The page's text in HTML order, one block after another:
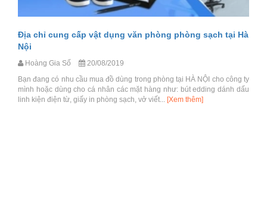
Địa chỉ cung cấp vật dụng văn phòng phòng sạch tại Hà
Nội
Hoàng Gia Số
20/08/2019
Bạn đang có nhu cầu mua đồ dùng trong phòng tại HÀ NỘI cho công ty
mình hoặc dùng cho cá nhân các mặt hàng như: bút edding dánh dấu
linh kiện điện từ, giấy in phòng sạch, vở viết...
[Xem thêm]